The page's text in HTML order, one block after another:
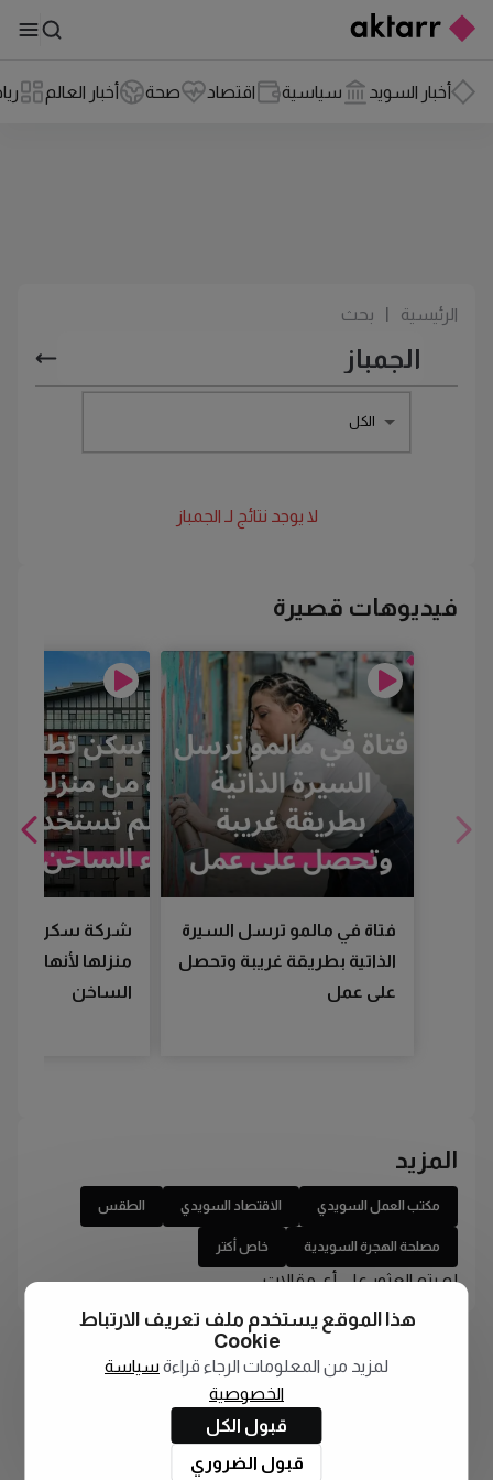
أخبار السويد سياسية اقتصاد صحة أخبار العالم
الرئيسية بحث
الكل
لا يوجد نتائج لـ الجمباز
فيديوهات قصيرة
فتاة في مالمو ترسل السيرة
الذاتية بطريقة غريبة وتحصل
على عمل
شركة سكن
منزلها لأنها لم
الساخن
المزيد
مكتب العمل السويدي الاقتصاد السويدي الطقس
مصلحة الهجرة السويدية خاص أكتر
لم يتم العثور على أي مقالات
هذا الموقع يستخدم ملف تعريف الارتباط
Cookie
لمزيد من المعلومات الرجاء قراءة سياسة
الخصوصية
قبول الكل
قبول الضروري